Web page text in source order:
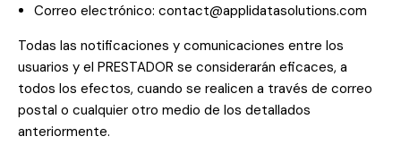
Correo electrónico: contact@applidatasolutions.com
Todas las notificaciones y comunicaciones entre los
usuarios y el PRESTADOR se considerarán eficaces, a
todos los efectos, cuando se realicen a través de correo
postal o cualquier otro medio de los detallados
anteriormente.